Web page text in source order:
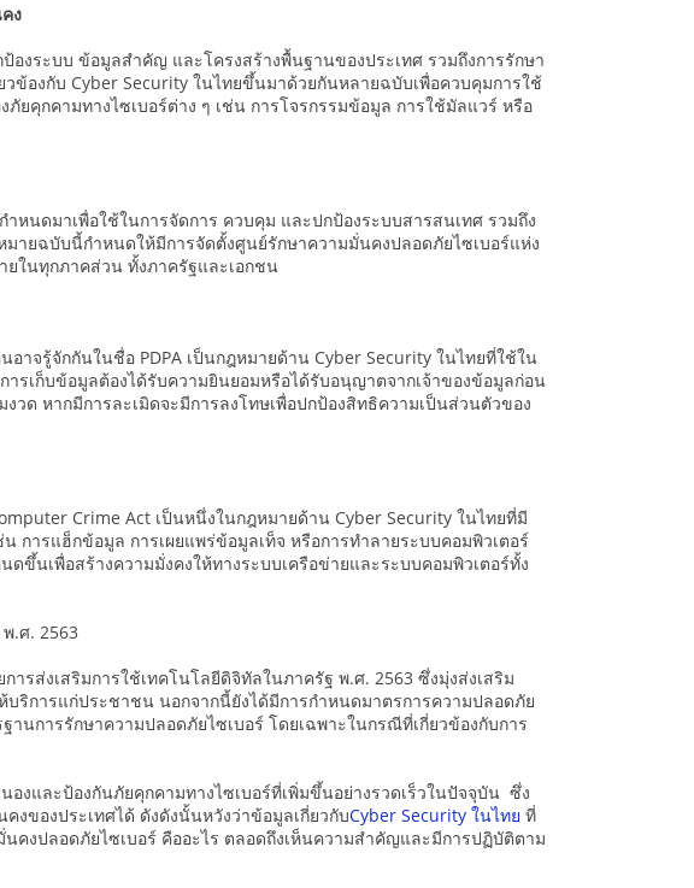
ง
งระบบ ข้อมูลสำคัญ และโครงสร้างพื้นฐานของประเทศ รวมถึงการรักษา
องกับ Cyber Security ในไทยขึ้นมาด้วยกันหลายฉบับเพื่อควบคุมการใช้
คุกคามทางไซเบอร์ต่าง ๆ เช่น การโจรกรรมข้อมูล การใช้มัลแวร์ หรือ
นดมาเพื่อใช้ในการจัดการ ควบคุม และปกป้องระบบสารสนเทศ รวมถึง
ายฉบับนี้กำหนดให้มีการจัดตั้งศูนย์รักษาความมั่นคงปลอดภัยไซเบอร์แห่ง
ในทุกภาคส่วน ทั้งภาครัฐและเอกชน
จรู้จักกันในชื่อ PDPA เป็นกฎหมายด้าน Cyber Security ในไทยที่ใช้ใน
เก็บข้อมูลต้องได้รับความยินยอมหรือได้รับอนุญาตจากเจ้าของข้อมูลก่อน
ด หากมีการละเมิดจะมีการลงโทษเพื่อปกป้องสิทธิความเป็นส่วนตัวของ
Crime Act เป็นหนึ่งในกฎหมายด้าน Cyber Security ในไทยที่มี
การแฮ็กข้อมูล การเผยแพร่ข้อมูลเท็จ หรือการทำลายระบบคอมพิวเตอร์
นเพื่อสร้างความมั่งคงให้ทางระบบเครือข่ายและระบบคอมพิวเตอร์ทั้ง
.ศ. 2563
ส่งเสริมการใช้เทคโนโลยีดิจิทัลในภาครัฐ พ.ศ. 2563 ซึ่งมุ่งส่งเสริม
ริการแก่ประชาชน นอกจากนี้ยังได้มีการกำหนดมาตรการความปลอดภัย
นการรักษาความปลอดภัยไซเบอร์ โดยเฉพาะในกรณีที่เกี่ยวข้องกับการ
งและป้องกันภัยคุกคามทางไซเบอร์ที่เพิ่มขึ้นอย่างรวดเร็วในปัจจุบัน ซึ่ง
งของประเทศได้ ดังดังนั้นหวังว่าข้อมูลเกี่ยวกับCyber Security ในไทย ที่
งปลอดภัยไซเบอร์ คืออะไร ตลอดถึงเห็นความสำคัญและมีการปฏิบัติตาม